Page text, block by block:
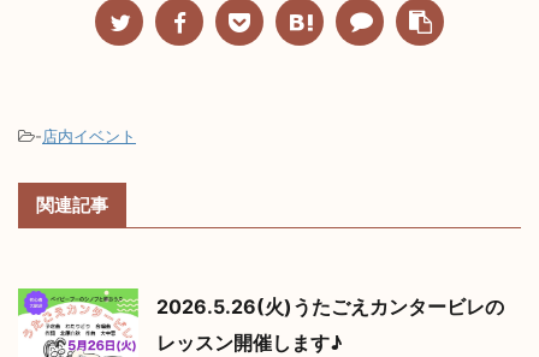
-店内イベント
関連記事
2026.5.26(火)うたごえカンタービレの
レッスン開催します♪